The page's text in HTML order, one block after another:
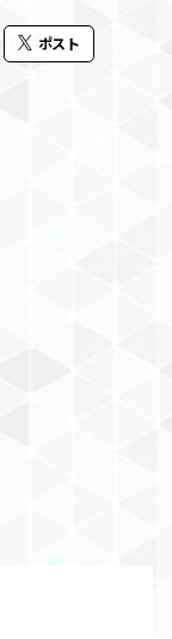
ポスト